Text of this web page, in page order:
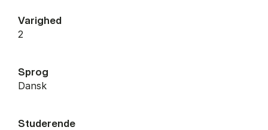
Varighed
2
Sprog
Dansk
Studerende